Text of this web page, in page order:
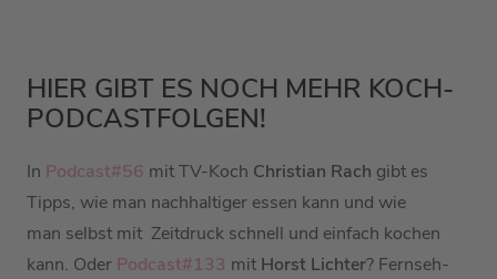
HIER GIBT ES NOCH MEHR KOCH-
PODCASTFOLGEN!
In Podcast#56 mit TV-Koch Christian Rach gibt es
Tipps, wie man nachhaltiger essen kann und wie
man selbst mit Zeitdruck schnell und einfach kochen
kann. Oder Podcast#133 mit Horst Lichter? Fernseh-